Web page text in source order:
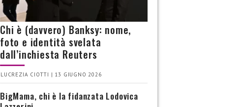
Chi è (davvero) Banksy: nome,
foto e identità svelata
dall’inchiesta Reuters
LUCREZIA CIOTTI | 13 GIUGNO 2026
BigMama, chi è la fidanzata Lodovica